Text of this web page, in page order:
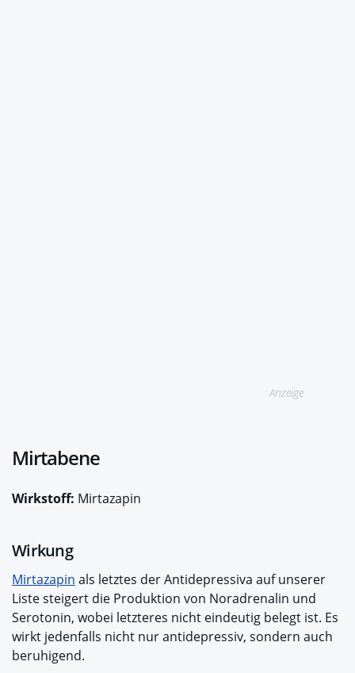
Anzeige
Mirtabene
Wirkstoff: Mirtazapin
Wirkung
Mirtazapin als letztes der Antidepressiva auf unserer
Liste steigert die Produktion von Noradrenalin und
Serotonin, wobei letzteres nicht eindeutig belegt ist. Es
wirkt jedenfalls nicht nur antidepressiv, sondern auch
beruhigend.